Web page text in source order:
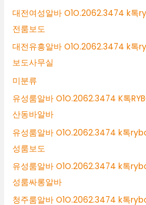
대전여성알바 O1O.2062.3474 k톡
전룸보도
대전유흥알바 O1O.2062.3474 k톡
보도사무실
미분류
유성룸알바 O1O.2062.3474 K톡
산동바알바
유성룸알바 O1O.2062.3474 k톡
성룸보도
유성룸알바 O1O.2062.3474 k톡
성룸싸롱알바
청주룸알바 O1O.2062.3474 k톡